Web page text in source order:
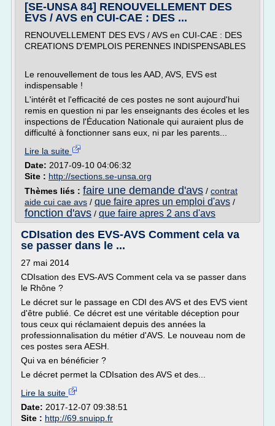
[SE-UNSA 84] RENOUVELLEMENT DES
EVS / AVS en CUI-CAE : DES ...
RENOUVELLEMENT DES EVS / AVS en CUI-CAE : DES
CREATIONS D'EMPLOIS PERENNES INDISPENSABLES
Le renouvellement de tous les AAD, AVS, EVS est
indispensable !
L'intérêt et l'efficacité de ces postes ne sont aujourd'hui
remis en question ni par les enseignants des écoles et les
inspections de l'Éducation Nationale qui auraient plus de
difficulté à fonctionner sans eux, ni par les parents...
Lire la suite
Date: 2017-09-10 04:06:32
Site : http://sections.se-unsa.org
Thèmes liés : faire une demande d'avs / contrat
aide cui cae avs / que faire apres un emploi d'avs /
fonction d'avs / que faire apres 2 ans d'avs
CDIsation des EVS-AVS Comment cela va
se passer dans le ...
27 mai 2014
CDIsation des EVS-AVS Comment cela va se passer dans
le Rhône ?
Le décret sur le passage en CDI des AVS et des EVS vient
d'être publié. Ce décret est une véritable déception pour
tous ceux qui réclamaient depuis des années la
professionnalisation du métier d'AVS. Le nouveau nom de
ces postes sera AESH.
Qui va en bénéficier ?
Le décret permet la CDIsation des AVS et des...
Lire la suite
Date: 2017-12-07 09:38:51
Site : http://69.snuipp.fr